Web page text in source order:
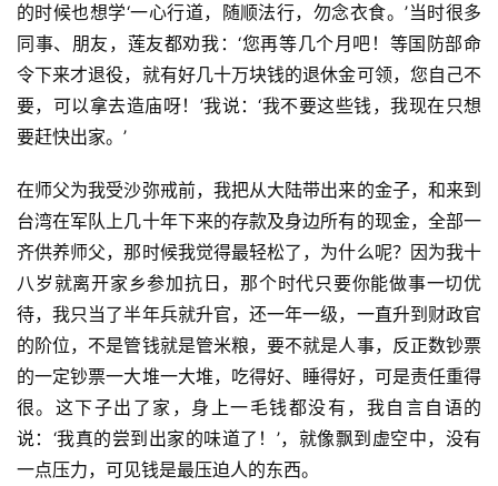
的时候也想学‘一心行道，随顺法行，勿念衣食。’当时很多
同事、朋友，莲友都劝我：‘您再等几个月吧！等国防部命
令下来才退役，就有好几十万块钱的退休金可领，您自己不
要，可以拿去造庙呀！’我说：‘我不要这些钱，我现在只想
要赶快出家。’
在师父为我受沙弥戒前，我把从大陆带出来的金子，和来到
台湾在军队上几十年下来的存款及身边所有的现金，全部一
齐供养师父，那时候我觉得最轻松了，为什么呢？因为我十
八岁就离开家乡参加抗日，那个时代只要你能做事一切优
待，我只当了半年兵就升官，还一年一级，一直升到财政官
的阶位，不是管钱就是管米粮，要不就是人事，反正数钞票
的一定钞票一大堆一大堆，吃得好、睡得好，可是责任重得
很。这下子出了家，身上一毛钱都没有，我自言自语的
说：‘我真的尝到出家的味道了！’，就像飘到虚空中，没有
一点压力，可见钱是最压迫人的东西。